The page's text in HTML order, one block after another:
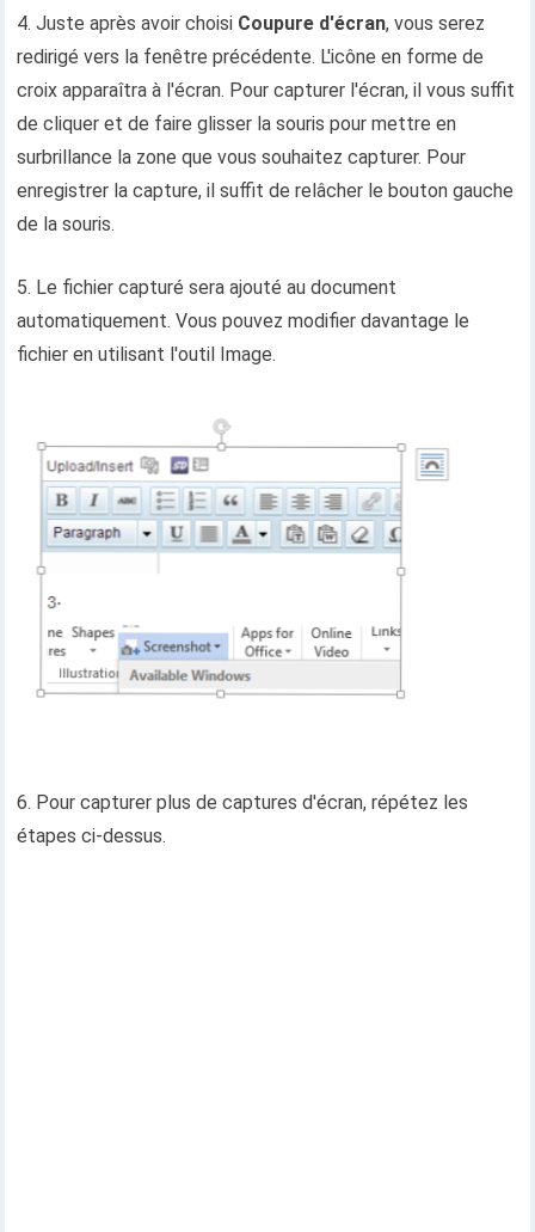
4. Juste après avoir choisi Coupure d'écran, vous serez
redirigé vers la fenêtre précédente. L'icône en forme de
croix apparaîtra à l'écran. Pour capturer l'écran, il vous suffit
de cliquer et de faire glisser la souris pour mettre en
surbrillance la zone que vous souhaitez capturer. Pour
enregistrer la capture, il suffit de relâcher le bouton gauche
de la souris.
5. Le fichier capturé sera ajouté au document
automatiquement. Vous pouvez modifier davantage le
fichier en utilisant l'outil Image.
6. Pour capturer plus de captures d'écran, répétez les
étapes ci-dessus.